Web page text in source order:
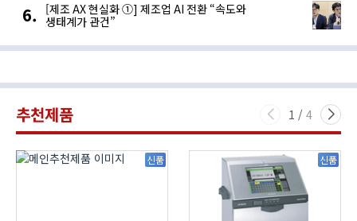
[제조 AX 현실화 ①] 제조업 AI 전환 “속도와
생태계가 관건”
추천제품 1 / 4
신품 신품